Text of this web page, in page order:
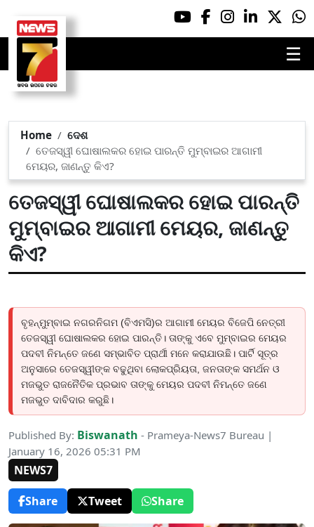
☰
Home
ଦେଶ
ତେଜସ୍ୱୀ ଘୋଷାଲକର ହୋଇ ପାରନ୍ତି ମୁମ୍ବାଇର ଆଗାମୀ
ମେୟର, ଜାଣନ୍ତୁ କିଏ?
ତେଜସ୍ୱୀ ଘୋଷାଲକର ହୋଇ ପାରନ୍ତି
ମୁମ୍ବାଇର ଆଗାମୀ ମେୟର, ଜାଣନ୍ତୁ
କିଏ?
ବୃହନ୍ମୁମ୍ବାଇ ନଗରନିଗମ (ବିଏମସି)ର ଆଗାମୀ ମେୟର ବିଜେପି ନେତ୍ରୀ
ତେଜସ୍ୱୀ ଘୋଷାଲକର ହୋଇ ପାରନ୍ତି। ତାଙ୍କୁ ଏବେ ମୁମ୍ବାଇର ମେୟର
ପଦବୀ ନିମନ୍ତେ ଜଣେ ସମ୍ଭାବିତ ପ୍ରାର୍ଥୀ ମନେ କରାଯାଉଛି। ପାର୍ଟି ସୂତ୍ର
ଅନୁସାରେ ତେଜସ୍ୱୀଙ୍କ ବଢୁଥିବା ଲୋକପ୍ରିୟତା, ଜନତାଙ୍କ ସମର୍ଥନ ଓ
ମଜଭୁତ ରାଜନୈତିକ ପ୍ରଭାବ ତାଙ୍କୁ ମେୟର ପଦବୀ ନିମନ୍ତେ ଜଣେ
ମଜଭୁତ ଦାବିଦାର କରୁଛି।
Published By: Biswanath - Prameya-News7 Bureau |
January 16, 2026 05:31 PM
NEWS7
Share
Tweet Share